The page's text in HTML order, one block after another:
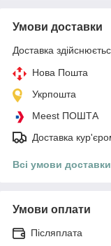
Умови доставки
Доставка
Нова Пошта
Укрпошта
Meest ПОШТА
Доставка
Всі умови доставки
Умови оплати
Післяплата